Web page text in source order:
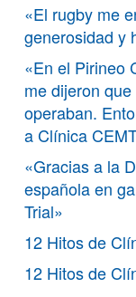
«El rugby me
generosidad y
«En el Pirineo
me dijeron
operaban.
a Clínica
«Gracias a la
española en
Trial»
12 Hitos de
12 Hitos de